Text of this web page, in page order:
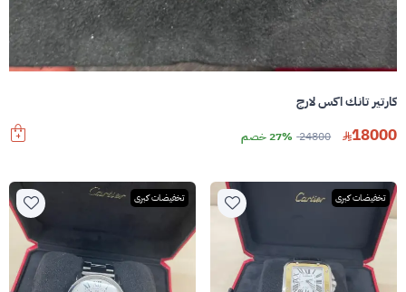
كارتير تانك اكس لارج
18000
24800 27% خصم
تخفيضات كبرى تخفيضات كبرى